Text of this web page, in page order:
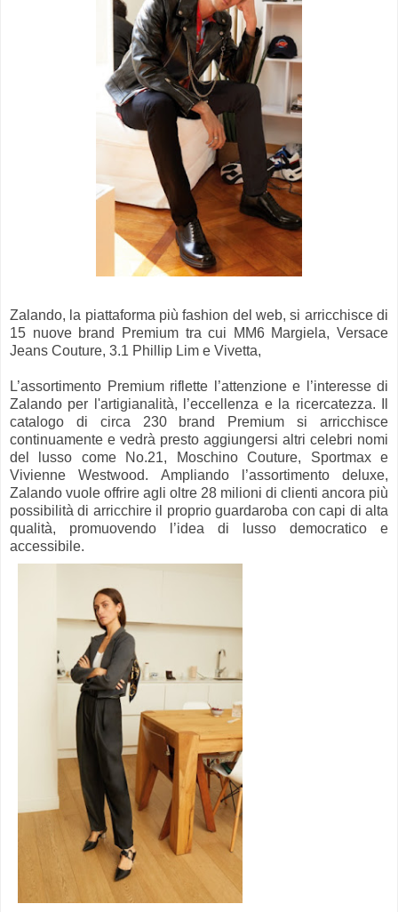
Zalando, la piattaforma più fashion del web, si arricchisce di
15 nuove brand Premium tra cui MM6 Margiela, Versace
Jeans Couture, 3.1 Phillip Lim e Vivetta,
L’assortimento Premium riflette l’attenzione e l’interesse di
Zalando per l'artigianalità, l’eccellenza e la ricercatezza. Il
catalogo di circa 230 brand Premium si arricchisce
continuamente e vedrà presto aggiungersi altri celebri nomi
del lusso come No.21, Moschino Couture, Sportmax e
Vivienne Westwood. Ampliando l’assortimento deluxe,
Zalando vuole offrire agli oltre 28 milioni di clienti ancora più
possibilità di arricchire il proprio guardaroba con capi di alta
qualità, promuovendo l’idea di lusso democratico e
accessibile.